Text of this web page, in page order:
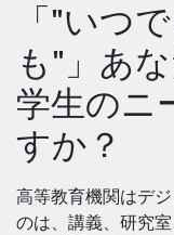
「"いつ
も"」あ
学生のニ
すか？
高等教育機関はデ
のは、講義、研究